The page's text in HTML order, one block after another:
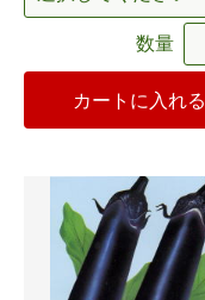
数量
カートに入れる